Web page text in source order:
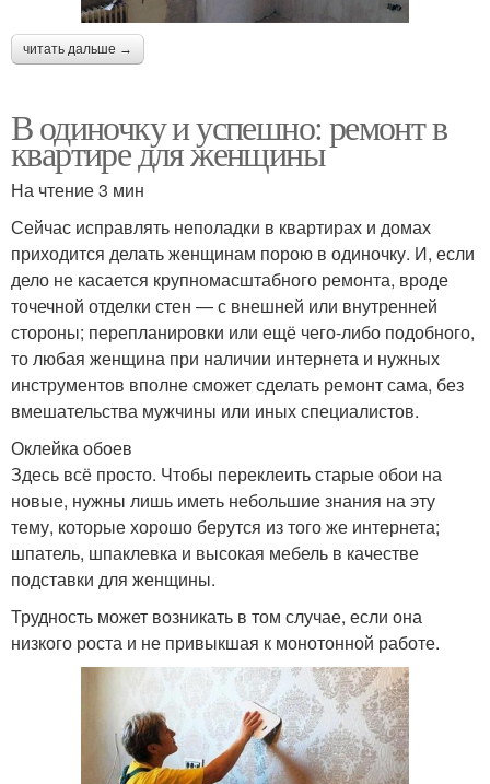
читать дальше →
В одиночку и успешно: ремонт в
квартире для женщины
На чтение 3 мин
Сейчас исправлять неполадки в квартирах и домах
приходится делать женщинам порою в одиночку. И, если
дело не касается крупномасштабного ремонта, вроде
точечной отделки стен — с внешней или внутренней
стороны; перепланировки или ещё чего-либо подобного,
то любая женщина при наличии интернета и нужных
инструментов вполне сможет сделать ремонт сама, без
вмешательства мужчины или иных специалистов.
Оклейка обоев
Здесь всё просто. Чтобы переклеить старые обои на
новые, нужны лишь иметь небольшие знания на эту
тему, которые хорошо берутся из того же интернета;
шпатель, шпаклевка и высокая мебель в качестве
подставки для женщины.
Трудность может возникать в том случае, если она
низкого роста и не привыкшая к монотонной работе.